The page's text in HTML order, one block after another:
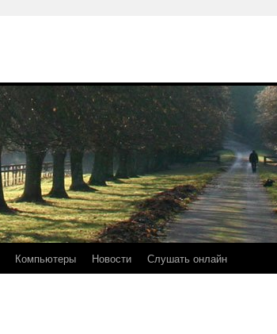
Компьютеры Новости Слушать онлайн